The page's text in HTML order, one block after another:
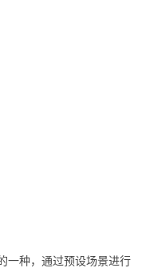
一种，通过预设场景进行